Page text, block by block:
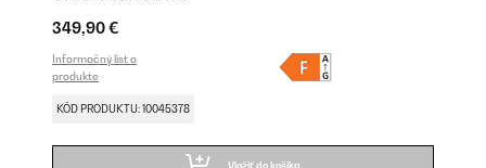
349,90 €
Informačný list o
produkte
KÓD PRODUKTU: 10045378
Vložiť do košíka